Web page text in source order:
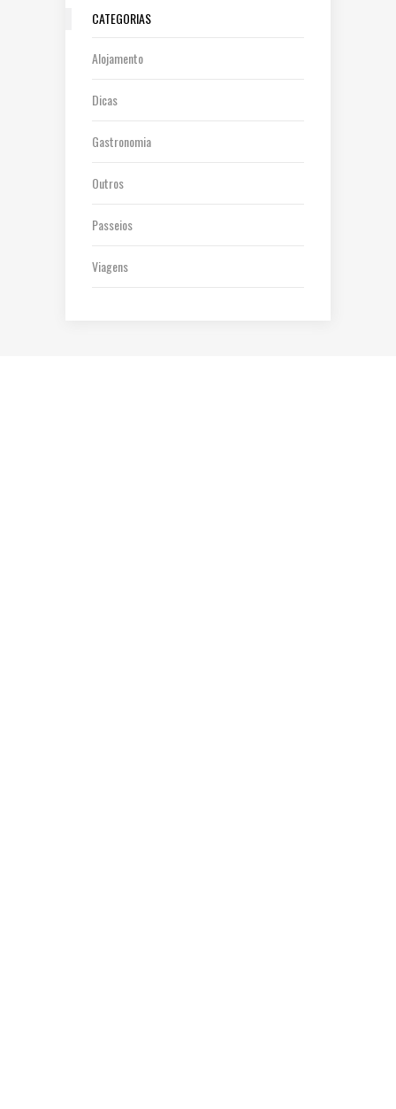
CATEGORIAS
Alojamento
Dicas
Gastronomia
Outros
Passeios
Viagens